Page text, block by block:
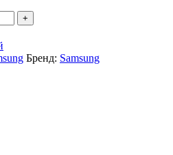
Бренд: Samsung